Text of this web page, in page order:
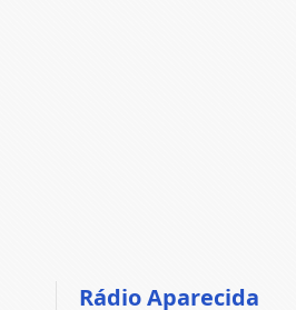
Rádio Aparecida